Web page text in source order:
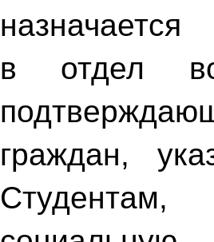
в отдел
граждан,